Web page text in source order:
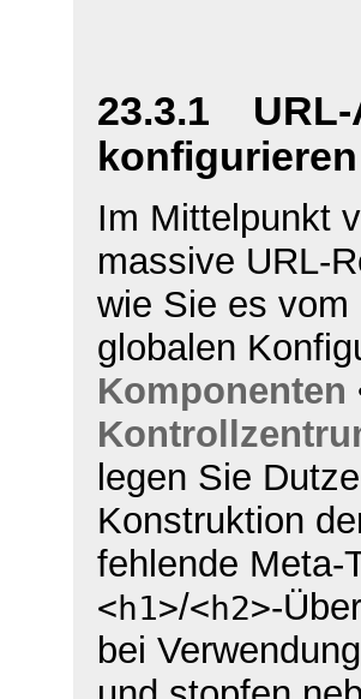
23.3.1 URL-
Im Mittelpunkt
massive URL-
wie Sie es vom
globalen
Komponenten
legen Sie
Konstruktion
fehlende Meta-
<h1>/<h2>-
bei